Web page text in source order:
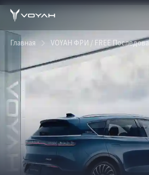
Главная VOYAH ФРИ / FREE